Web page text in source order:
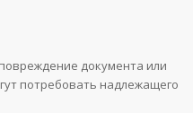
документа или
потребовать надлежащего